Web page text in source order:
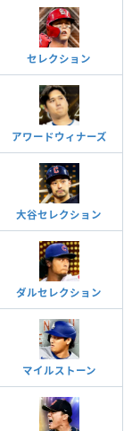
セレクション
アワードウィナーズ
大谷セレクション
ダルセレクション
マイルストーン